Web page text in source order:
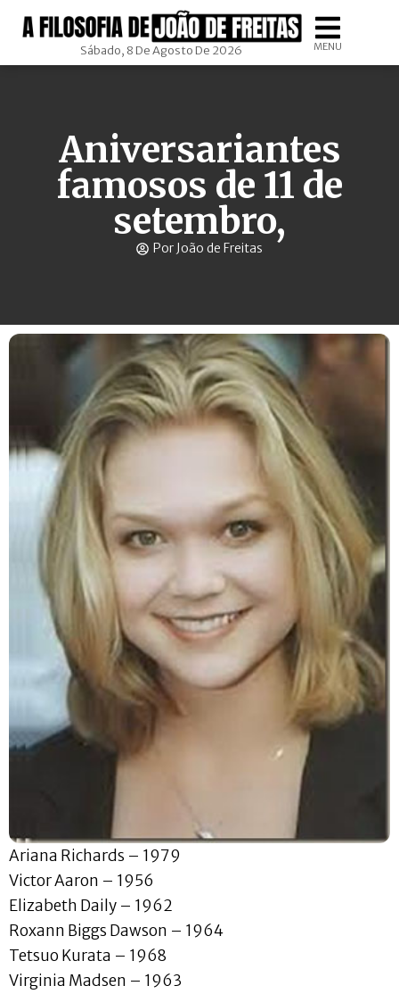
Sábado, 8 De Agosto De 2026 MENU
Aniversariantes
famosos de 11 de
setembro,
Por João de Freitas
Ariana Richards – 1979
Victor Aaron – 1956
Elizabeth Daily – 1962
Roxann Biggs Dawson – 1964
Tetsuo Kurata – 1968
Virginia Madsen – 1963